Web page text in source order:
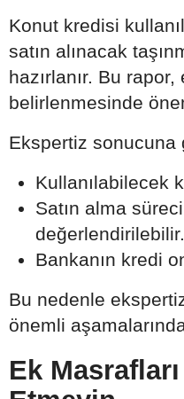
Konut kredisi
satın alınacak
hazırlanır. Bu
belirlenmesinde
Ekspertiz sonucuna
Kullanılabilecek
Satın alma
değerlendirilebilir.
Bankanın kredi
Bu nedenle
önemli
Ek